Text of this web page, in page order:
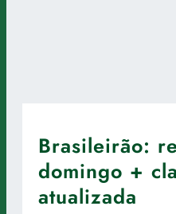
Brasileirão:
domingo +
atualizada